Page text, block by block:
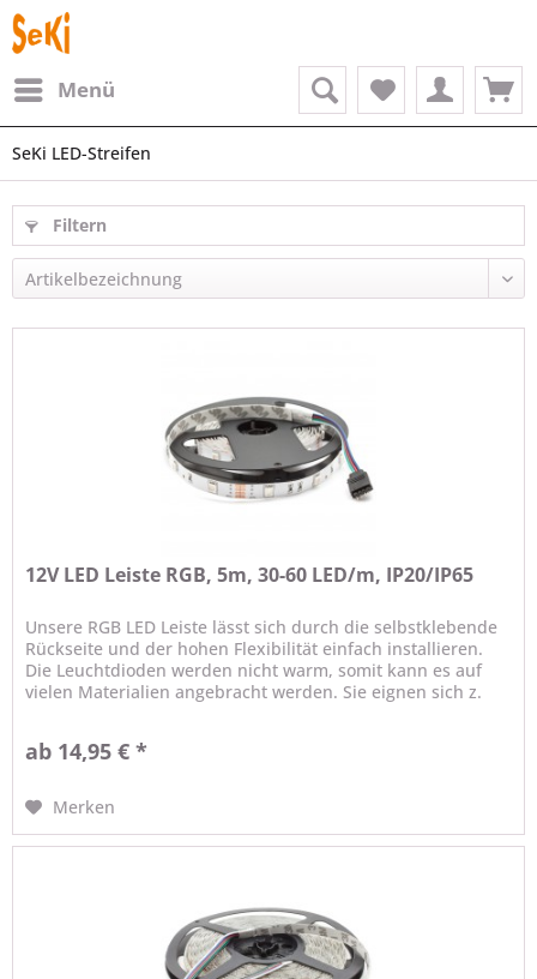
Menü
SeKi LED-Streifen
Filtern
12V LED Leiste RGB, 5m, 30-60 LED/m, IP20/IP65
Unsere RGB LED Leiste lässt sich durch die selbstklebende
Rückseite und der hohen Flexibilität einfach installieren.
Die Leuchtdioden werden nicht warm, somit kann es auf
vielen Materialien angebracht werden. Sie eignen sich z.
ab 14,95 € *
Merken